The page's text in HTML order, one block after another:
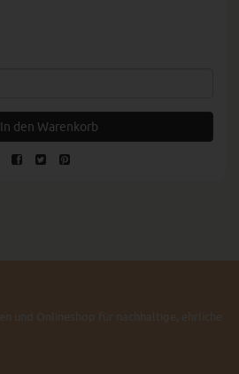
In den Warenkorb